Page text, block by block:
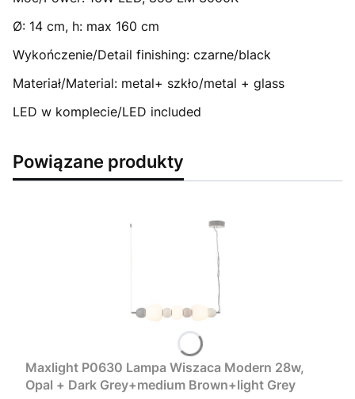
Ø: 14 cm, h: max 160 cm
Wykończenie/Detail finishing: czarne/black
Materiał/Material: metal+ szkło/metal + glass
LED w komplecie/LED included
Powiązane produkty
Maxlight P0630 Lampa Wiszaca Modern 28w,
Opal + Dark Grey+medium Brown+light Grey